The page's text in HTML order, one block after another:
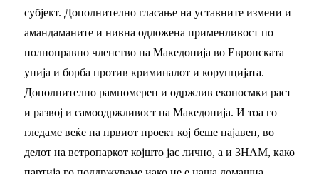
субјект. Дополнително гласање на уставните измени и
амандаманите и нивна одложена применливост по
полноправно членство на Македонија во Европската
унија и борба против криминалот и корупцијата.
Дополнително рамномерен и одржлив еконосмки раст
и развој и самоодржливост на Македонија. И тоа го
гледаме веќе на првиот проект кој беше најавен, во
делот на ветропаркот којшто јас лично, а и ЗНАМ, како